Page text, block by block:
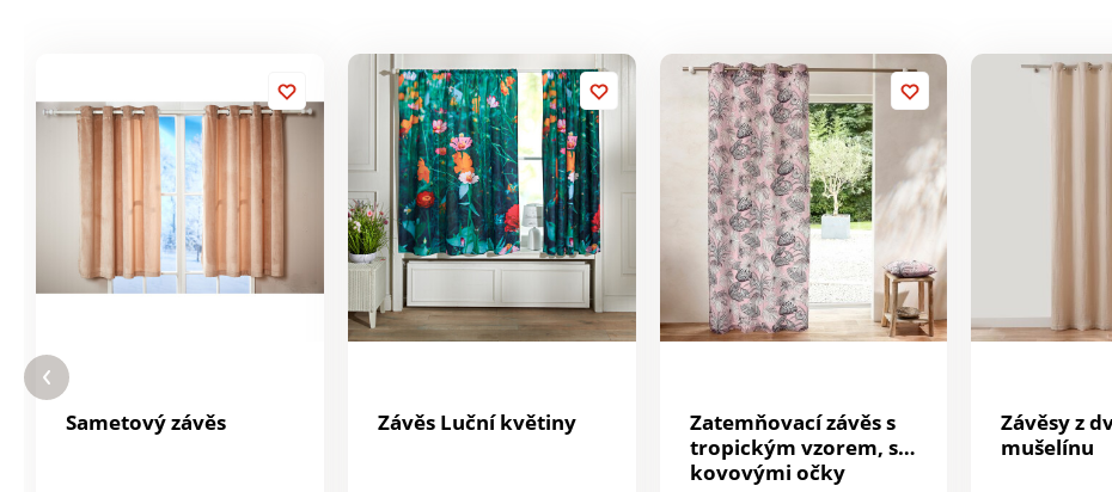
Sametový závěs Závěs Luční květiny
Zatemňovací závěs s
tropickým vzorem, s
kovovými očky
Závěsy z
mušelínu